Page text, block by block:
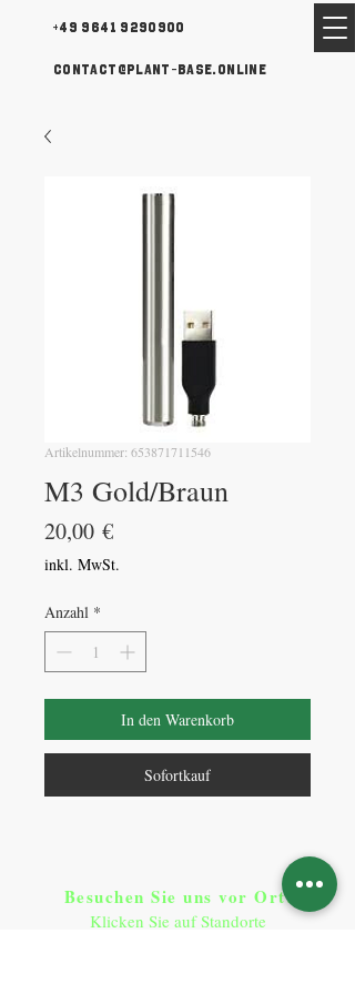
+49 9641 9290900
contact@plant-base.online
Artikelnummer: 653871711546
M3 Gold/Braun
20,00 €Preis
inkl. MwSt.
Anzahl *
In den Warenkorb
Sofortkauf
Besuchen Sie uns vor Ort​:
Klicken Sie auf Standorte